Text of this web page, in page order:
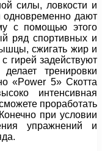
силы, ловкости и
одновременно дают
с помощью этого
ряд спортивных и
сжигать жир и
гирей задействуют
тренировки
«Power 5» Скотта
интенсивная
проработать
при условии
упражнений и